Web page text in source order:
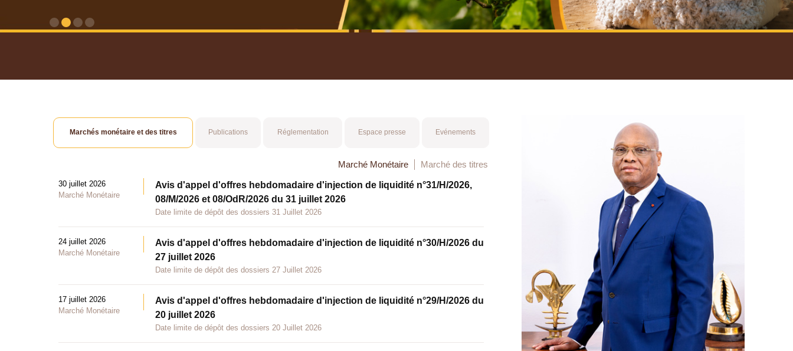
Marchés monétaire et des titres Publications Réglementation Espace presse Evénements
Marché Monétaire Marché des titres
30 juillet 2026
Marché Monétaire
Avis d'appel d'offres hebdomadaire d'injection de liquidité n°31/H/2026,
08/M/2026 et 08/OdR/2026 du 31 juillet 2026
Date limite de dépôt des dossiers 31 Juillet 2026
24 juillet 2026
Marché Monétaire
Avis d'appel d'offres hebdomadaire d'injection de liquidité n°30/H/2026 du
27 juillet 2026
Date limite de dépôt des dossiers 27 Juillet 2026
17 juillet 2026
Marché Monétaire
Avis d'appel d'offres hebdomadaire d'injection de liquidité n°29/H/2026 du
20 juillet 2026
Date limite de dépôt des dossiers 20 Juillet 2026